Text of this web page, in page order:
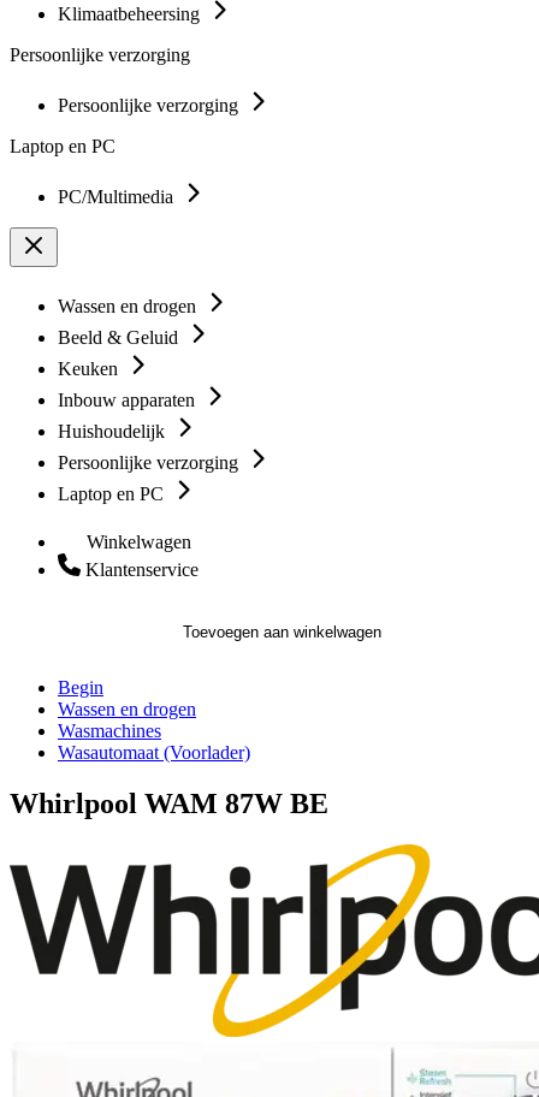
Klimaatbeheersing
Persoonlijke verzorging
Persoonlijke verzorging
Laptop en PC
PC/Multimedia
Wassen en drogen
Beeld & Geluid
Keuken
Inbouw apparaten
Huishoudelijk
Persoonlijke verzorging
Laptop en PC
Winkelwagen
Klantenservice
Toevoegen aan winkelwagen
Begin
Wassen en drogen
Wasmachines
Wasautomaat (Voorlader)
Whirlpool WAM 87W BE